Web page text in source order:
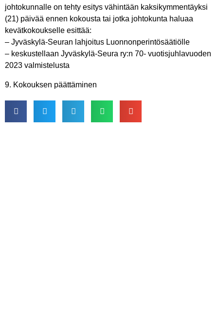
johtokunnalle on tehty esitys vähintään kaksikymmentäyksi
(21) päivää ennen kokousta tai jotka johtokunta haluaa
kevätkokoukselle esittää:
– Jyväskylä-Seuran lahjoitus Luonnonperintösäätiölle
– keskustellaan Jyväskylä-Seura ry:n 70- vuotisjuhlavuoden
2023 valmistelusta
9. Kokouksen päättäminen